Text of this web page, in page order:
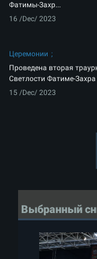
Фатимы-Захр...
16 /Dec/ 2023
Церемонии
Проведена вторая
Светлости Фатиме-
15 /Dec/ 2023
Выбранный